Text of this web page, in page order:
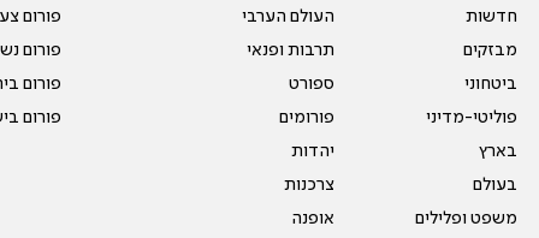
חדשות
מבזקים
ביטחוני
פוליטי-מדיני
בארץ
בעולם
משפט ופלילים
העולם הערבי
תרבות ופנאי
ספורט
פורומים
יהדות
צרכנות
אופנה
פורום
פורום
פורום
פורום